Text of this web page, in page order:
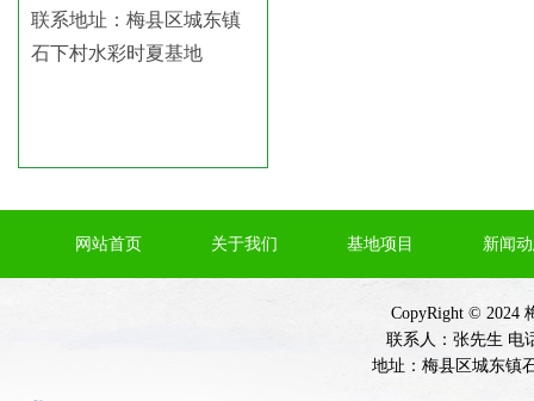
联系地址： 梅县区城东镇
石下村水彩时夏基地
网站首页 关于我们 基地项目 新闻
CopyRight © 2024
联系人：张先生 电
地址：梅县区城东镇